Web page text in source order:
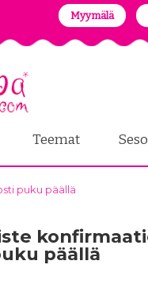
Myymälä
Teemat
puku päällä
päällä